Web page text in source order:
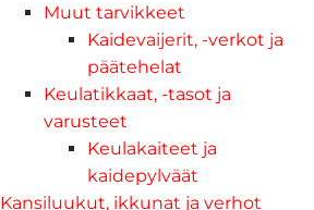
Muut tarvikkeet
Kaidevaijerit, -verkot ja
päätehelat
Keulatikkaat, -tasot ja
varusteet
Keulakaiteet ja
kaidepylväät
Kansiluukut, ikkunat ja verhot